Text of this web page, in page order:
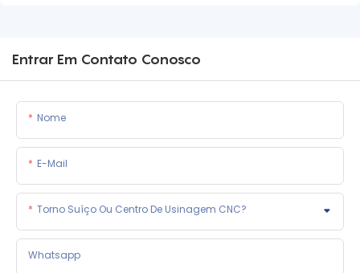
Entrar Em Contato Conosco
Nome
E-Mail
Torno Suíço Ou Centro De Usinagem CNC?
Whatsapp